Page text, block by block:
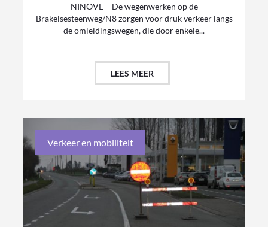
NINOVE – De wegenwerken op de
Brakelsesteenweg/N8 zorgen voor druk verkeer langs
de omleidingswegen, die door enkele...
LEES MEER
Verkeer en mobiliteit